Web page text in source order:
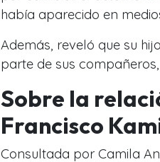
había aparecido en
Además, reveló que su
parte de sus
Sobre la
Francisco
Consultada por Camila